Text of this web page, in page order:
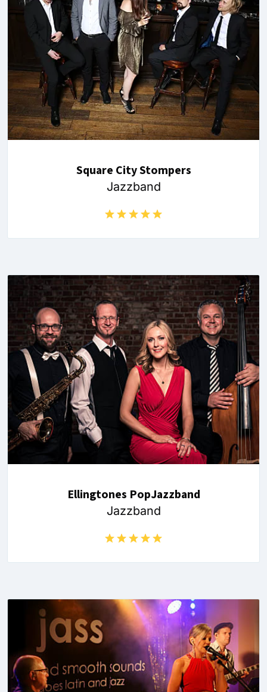
Square City Stompers
Jazzband
Ellingtones PopJazzband
Jazzband